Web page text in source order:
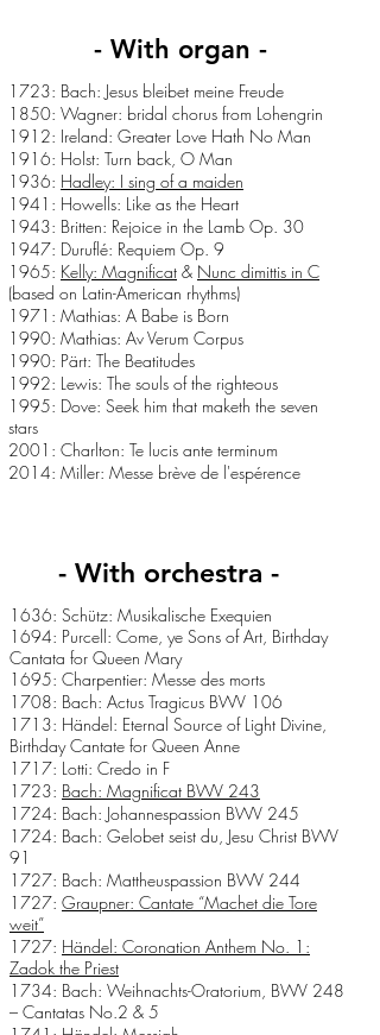
- With organ -
1723: Bach: Jesus bleibet meine Freude
1850: Wagner: bridal chorus from Lohengrin
1912: Ireland: Greater Love Hath No Man
1916: Holst: Turn back, O Man
1936: Hadley: I sing of a maiden
1941: Howells: Like as the Heart
1943: Britten: Rejoice in the Lamb Op. 30
1947: Duruflé: Requiem Op. 9
1965: Kelly: Magnificat & Nunc dimittis in C
(based on Latin-American rhythms)
1971: Mathias: A Babe is Born
1990: Mathias: Av Verum Corpus
1990: Pärt: The Beatitudes
1992: Lewis: The souls of the righteous
1995: Dove: Seek him that maketh the seven
stars
2001: Charlton: Te lucis ante terminum
2014: Miller: Messe brève de l'espérence
- With orchestra -
1636: Schütz: Musikalische Exequien
1694: Purcell: Come, ye Sons of Art, Birthday
Cantata for Queen Mary
1695: Charpentier: Messe des morts
1708: Bach: Actus Tragicus BWV 106
1713: Händel: Eternal Source of Light Divine,
Birthday Cantate for Queen Anne
1717: Lotti: Credo in F
1723: Bach: Magnificat BWV 243
1724: Bach: Johannespassion BWV 245
1724: Bach: Gelobet seist du, Jesu Christ BWV
91
1727: Bach: Mattheuspassion BWV 244
1727: Graupner: Cantate “Machet die Tore
weit”
1727: Händel: Coronation Anthem No. 1:
Zadok the Priest
1734: Bach: Weihnachts-Oratorium, BWV 248
– Cantatas No.2 & 5